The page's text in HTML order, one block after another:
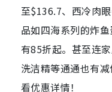
至$136.7、西冷肉
品如四海系列的炸
有85折起。甚至连
洗洁精等通通也有
看优惠详情！